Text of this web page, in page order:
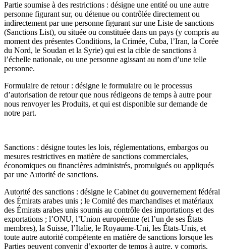
Partie soumise à des restrictions : désigne une entité ou une autre
personne figurant sur, ou détenue ou contrôlée directement ou
indirectement par une personne figurant sur une Liste de sanctions
(Sanctions List), ou située ou constituée dans un pays (y compris au
moment des présentes Conditions, la Crimée, Cuba, l’Iran, la Corée
du Nord, le Soudan et la Syrie) qui est la cible de sanctions à
l’échelle nationale, ou une personne agissant au nom d’une telle
personne.
Formulaire de retour : désigne le formulaire ou le processus
d’autorisation de retour que nous rédigeons de temps à autre pour
nous renvoyer les Produits, et qui est disponible sur demande de
notre part.
Sanctions : désigne toutes les lois, réglementations, embargos ou
mesures restrictives en matière de sanctions commerciales,
économiques ou financières administrés, promulgués ou appliqués
par une Autorité de sanctions.
Autorité des sanctions : désigne le Cabinet du gouvernement fédéral
des Émirats arabes unis ; le Comité des marchandises et matériaux
des Émirats arabes unis soumis au contrôle des importations et des
exportations ; l’ONU, l’Union européenne (et l’un de ses États
membres), la Suisse, l’Italie, le Royaume-Uni, les États-Unis, et
toute autre autorité compétente en matière de sanctions lorsque les
Parties peuvent convenir d’exporter de temps à autre, y compris,